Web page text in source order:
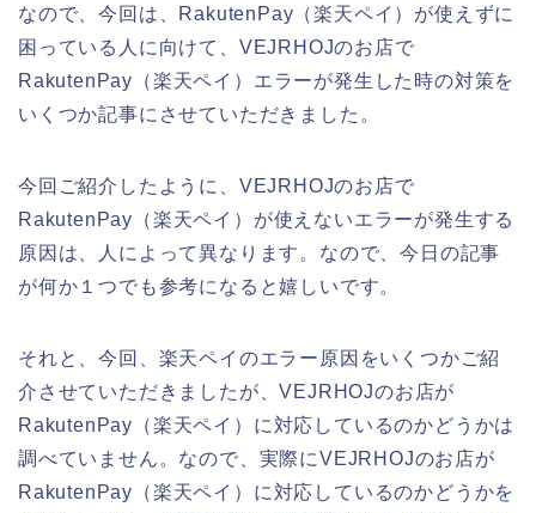
なので、今回は、RakutenPay（楽天ペイ）が使えずに
困っている人に向けて、VEJRHOJのお店で
RakutenPay（楽天ペイ）エラーが発生した時の対策を
いくつか記事にさせていただきました。
今回ご紹介したように、VEJRHOJのお店で
RakutenPay（楽天ペイ）が使えないエラーが発生する
原因は、人によって異なります。なので、今日の記事
が何か１つでも参考になると嬉しいです。
それと、今回、楽天ペイのエラー原因をいくつかご紹
介させていただきましたが、VEJRHOJのお店が
RakutenPay（楽天ペイ）に対応しているのかどうかは
調べていません。なので、実際にVEJRHOJのお店が
RakutenPay（楽天ペイ）に対応しているのかどうかを